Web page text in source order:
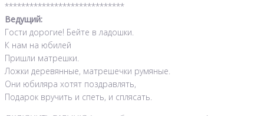
*****************************
Ведущий:
Гости дорогие! Бейте в ладошки.
К нам на юбилей
Пришли матрешки.
Ложки деревянные, матрешечки румяные.
Они юбиляра хотят поздравлять,
Подарок вручить и спеть, и сплясать.